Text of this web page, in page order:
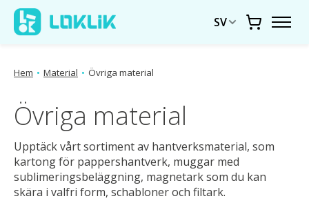
SV Vagn
Hem • Material • Övriga material
Övriga material
Upptäck vårt sortiment av hantverksmaterial, som
kartong för pappershantverk, muggar med
sublimeringsbeläggning, magnetark som du kan
skära i valfri form, schabloner och filtark.